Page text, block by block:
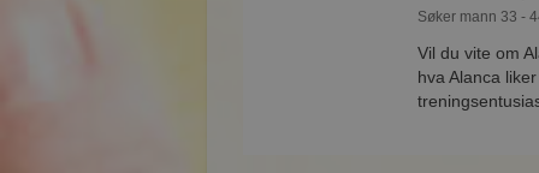
Søker mann 33 -
Vil du vite om
hva Alanca